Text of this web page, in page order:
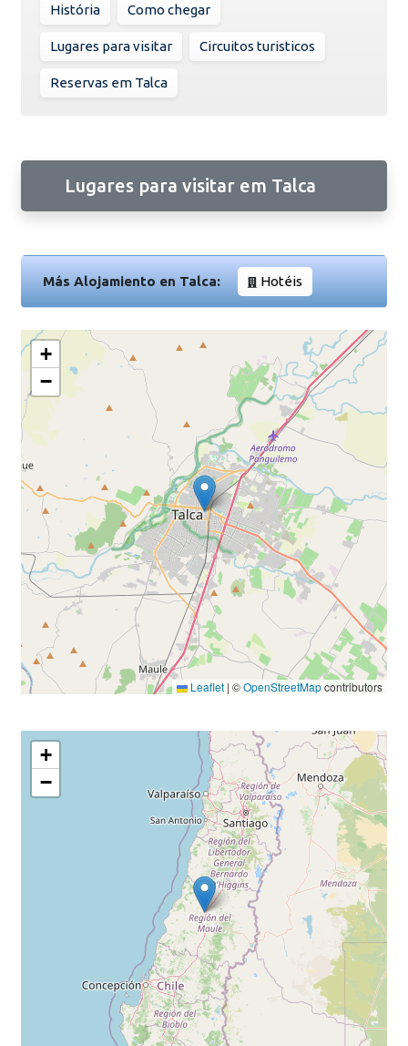
História Como chegar
Lugares para visitar Circuitos turisticos
Reservas em Talca
Lugares para visitar em Talca
Más Alojamiento en Talca: Hotéis
+
−
Leaflet | ©OpenStreetMapcontributors
+
−